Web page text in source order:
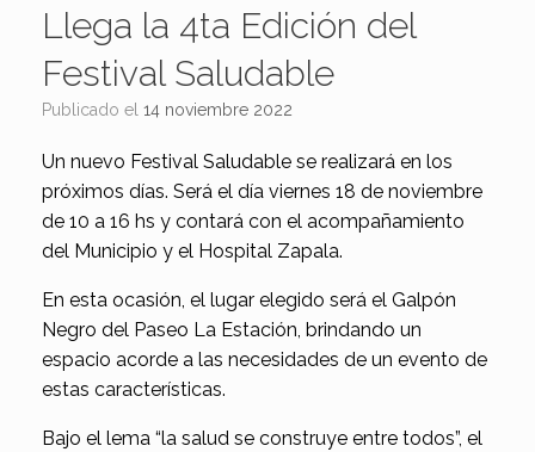
Llega la 4ta Edición del
Festival Saludable
Publicado el 14 noviembre 2022
Un nuevo Festival Saludable se realizará en los
próximos días. Será el día viernes 18 de noviembre
de 10 a 16 hs y contará con el acompañamiento
del Municipio y el Hospital Zapala.
En esta ocasión, el lugar elegido será el Galpón
Negro del Paseo La Estación, brindando un
espacio acorde a las necesidades de un evento de
estas características.
Bajo el lema “la salud se construye entre todos”, el